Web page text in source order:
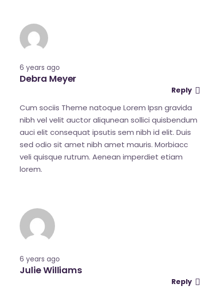
6 years ago
Debra Meyer
Reply
Cum sociis Theme natoque Lorem Ipsn gravida
nibh vel velit auctor aliqunean sollici quisbendum
auci elit consequat ipsutis sem nibh id elit. Duis
sed odio sit amet nibh amet mauris. Morbiacc
veli quisque rutrum. Aenean imperdiet etiam
lorem.
6 years ago
Julie Williams
Reply